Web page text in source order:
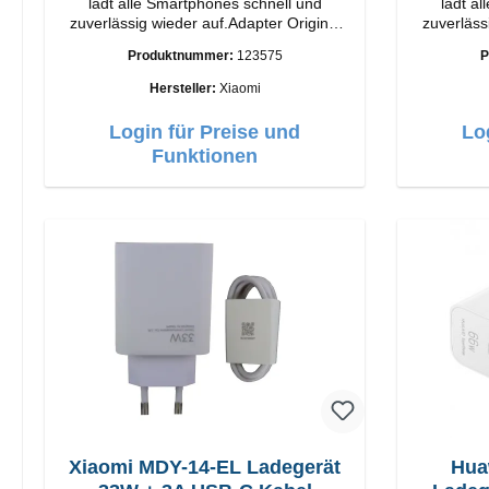
zuverlässig wieder auf.Adapter Original
Anschlüsse: USB-A Output: 67W Farbe:
Produktnummer: 123575
Hersteller: Xiaomi
Login für Preise und
Funktionen
Anschlüsse:
Xiaomi MDY-14-EL Ladegerät